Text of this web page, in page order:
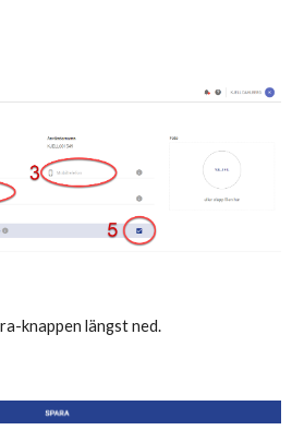
knappen längst ned.